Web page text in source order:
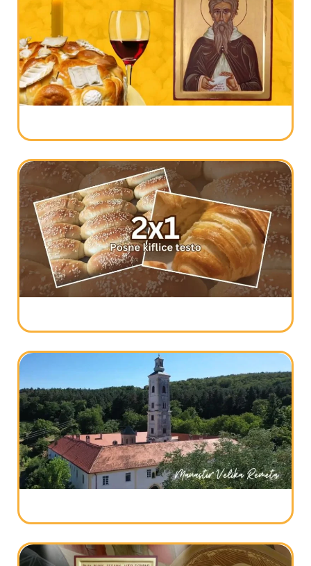
Pokrov Presvete Bogorodice 2024 – priča
o prazniku i verovanjima
Miholjdan 2024 – Miholjsko leto i početak
sezone slava
Posne kiflice – recept za HIT testo 2 u 1